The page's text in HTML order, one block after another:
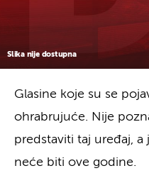
Slika nije dostupna
Glasine koje su se
ohrabrujuće. Nije
predstaviti taj uređaj,
neće biti ove godine.